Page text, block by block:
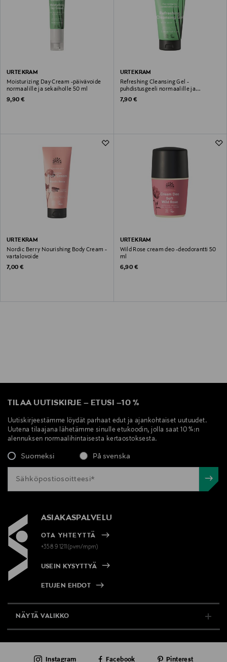
URTEKRAM
Moisturizing Day Cream -päivävoide
normaalille ja sekaiholle 50 ml
Original Price
9,90 €
URTEKRAM
Refreshing Cleansing Gel -
puhdistusgeeli normaalille ja
sekaiholle 150 ml
Original Price
7,90 €
URTEKRAM
Nordic Berry Nourishing Body Cream -
vartalovoide
Original Price
7,00 €
URTEKRAM
Wild Rose cream deo -deodorantti 50
ml
Original Price
6,90 €
TILAA UUTISKIRJE – ETUSI –10 %
Uutiskirjeestämme löydät parhaat edut ja ajankohtaiset uutuudet.
Uutena tilaajana lähetämme sinulle etukoodin, jolla saat 10 %:n
alennuksen normaalihintaisesta kertaostoksesta.
Suomeksi På svenska
ASIAKASPALVELU
OTA YHTEYTTÄ
+358 9 1211(pvm/mpm)
USEIN KYSYTTYÄ
ETUJEN EHDOT
NÄYTÄ VALIKKO
Instagram Facebook Pinterest